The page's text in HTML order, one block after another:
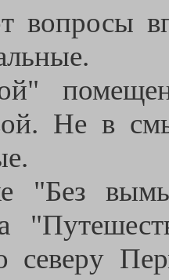
вопросы
Не в
"Без
северу